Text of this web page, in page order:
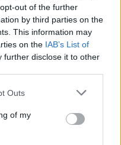
out of the further
by third parties on the
This information may
on the IAB’s List of
further disclose it to other
one or more Google
You may click to
its third-party tags to
in below Google
Outs
of my
Ομάδα
Flash.gr